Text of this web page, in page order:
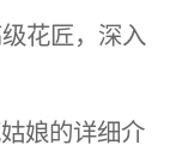
花匠，深入
娘的详细介